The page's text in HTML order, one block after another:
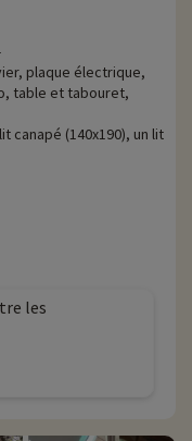
sont réservables avec
votre logement et
plaque électrique,
table et tabouret,
canapé (140x190), un lit
les